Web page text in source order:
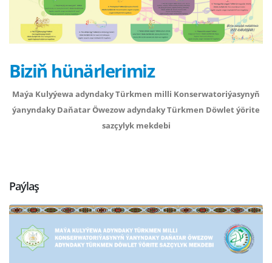
Biziň hünärlerimiz
Maýa Kulyýewa adyndaky Türkmen milli Konserwatoriýasynyň
ýanyndaky Daňatar Öwezow adyndaky Türkmen Döwlet ýörite
sazçylyk mekdebi
Paýlaş